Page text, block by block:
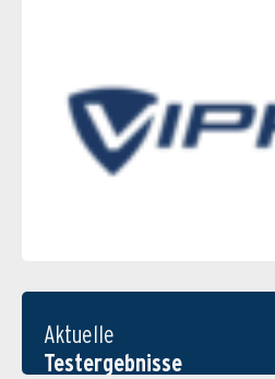
Aktuelle
Testergebnisse